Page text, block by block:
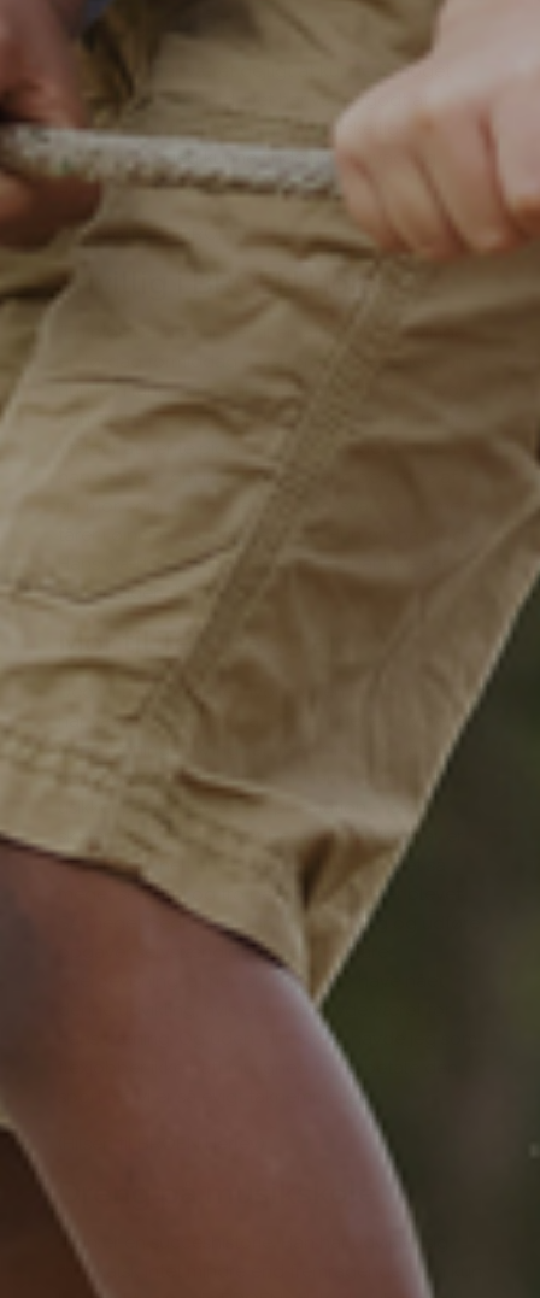
Dreng 10 år
“Synes det har været dejligt at kunne få noget
‘rigtigt’ tøj til fodbold. Det har været godt at
kunne få lov til at prøve nogle forskellige
aktiviteter, så jeg kunne finde ud af, hvad jeg
allerhelst ville gå til.”
(Om støtte fra BROEN)
Frivillig i BROEN Horsens
“En pige på 11 år ringer til en af BROENs frivillige
en lørdag formiddag og spørger grædende, om
hun kan låne penge til en busbillet til Vejle, hvor
hun skal deltage i et sportsstævne. Den frivillige
vælger at hente pigen og køre hende til Vejle. Da
han spørger, om ikke hun kan låne pengene af
tårer i øjnene: ‘Det ved jeg ikke. Hun gik på Klods
Hans (værtshus) i torsdags, og jeg har ikke set
hende siden.’ ”
Mor til Teis på 15 år
har været for min søn, at BROEN Herlev støtter
hans træning til Wing Tai. Teis er født 15 uger for
tidligt og er et sensitivt barn. Han er ofte lidt
usikker på sig selv og sin præstation – især i
skolen. Men efter han er begyndt til Wing Tai, er
det en helt, helt anden dreng. Han har fået så
meget selvtillid og tro på sig selv. Han er blevet
SÅ meget bedre til at fordybe sig i ting og udføre
opgaver selvstændigt. Det er min klare
overbevisning, at han slet ikke ville have nået
denne udvikling, hvis det ikke havde været for
hans træning. Og uden ‘din’ støtte havde jeg som
flexjobber ikke haft mulighed for at betale den
sport. Så vi er så evigt taknemmelige!”
“Han er en succeshistorie. Han har udviklet sig
musikalsk intet mindre end fremragende, som kun